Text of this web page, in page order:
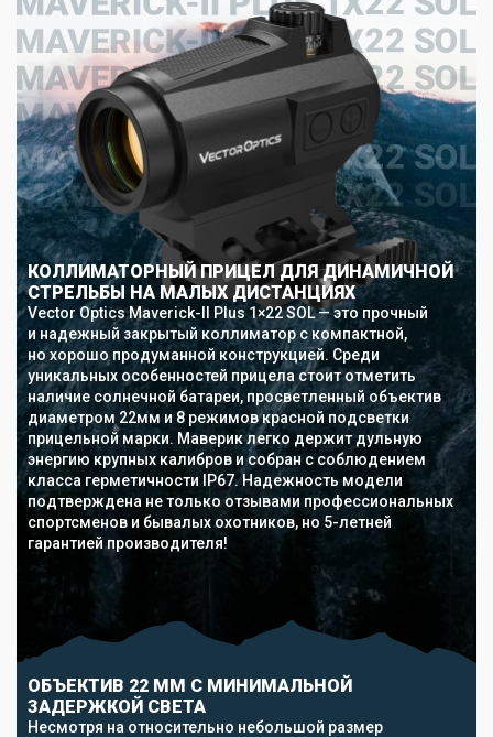
КОЛЛИМАТОРНЫЙ ПРИЦЕЛ ДЛЯ ДИНАМИЧНОЙ
СТРЕЛЬБЫ НА МАЛЫХ ДИСТАНЦИЯХ
Vector Optics Maverick-II Plus 1×22 SOL — это прочный
и надежный закрытый коллиматор с компактной,
но хорошо продуманной конструкцией. Среди
уникальных особенностей прицела стоит отметить
наличие солнечной батареи, просветленный объектив
диаметром 22мм и 8 режимов красной подсветки
прицельной марки. Маверик легко держит дульную
энергию крупных калибров и собран с соблюдением
класса герметичности IP67. Надежность модели
подтверждена не только отзывами профессиональных
спортсменов и бывалых охотников, но 5-летней
гарантией производителя!
ОБЪЕКТИВ 22 ММ С МИНИМАЛЬНОЙ
ЗАДЕРЖКОЙ СВЕТА
Несмотря на относительно небольшой размер